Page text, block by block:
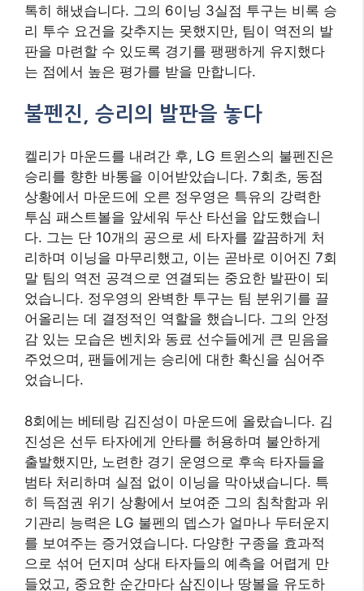
톡히 해냈습니다. 그의 6이닝 3실점 투구는 비록 승
리 투수 요건을 갖추지는 못했지만, 팀이 역전의 발
판을 마련할 수 있도록 경기를 팽팽하게 유지했다
는 점에서 높은 평가를 받을 만합니다.
불펜진, 승리의 발판을 놓다
켈리가 마운드를 내려간 후, LG 트윈스의 불펜진은
승리를 향한 바통을 이어받았습니다. 7회초, 동점
상황에서 마운드에 오른 정우영은 특유의 강력한
투심 패스트볼을 앞세워 두산 타선을 압도했습니
다. 그는 단 10개의 공으로 세 타자를 깔끔하게 처
리하며 이닝을 마무리했고, 이는 곧바로 이어진 7회
말 팀의 역전 공격으로 연결되는 중요한 발판이 되
었습니다. 정우영의 완벽한 투구는 팀 분위기를 끌
어올리는 데 결정적인 역할을 했습니다. 그의 안정
감 있는 모습은 벤치와 동료 선수들에게 큰 믿음을
주었으며, 팬들에게는 승리에 대한 확신을 심어주
었습니다.
8회에는 베테랑 김진성이 마운드에 올랐습니다. 김
진성은 선두 타자에게 안타를 허용하며 불안하게
출발했지만, 노련한 경기 운영으로 후속 타자들을
범타 처리하며 실점 없이 이닝을 막아냈습니다. 특
히 득점권 위기 상황에서 보여준 그의 침착함과 위
기관리 능력은 LG 불펜의 뎁스가 얼마나 두터운지
를 보여주는 증거였습니다. 다양한 구종을 효과적
으로 섞어 던지며 상대 타자들의 예측을 어렵게 만
들었고, 중요한 순간마다 삼진이나 땅볼을 유도하